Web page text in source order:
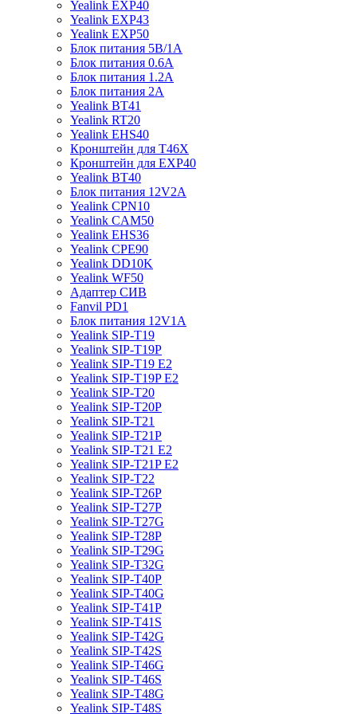
Yealink EXP40
Yealink EXP43
Yealink EXP50
Блок питания 5В/1A
Блок питания 0.6A
Блок питания 1.2A
Блок питания 2A
Yealink BT41
Yealink RT20
Yealink EHS40
Кронштейн для T46X
Кронштейн для EXP40
Yealink BT40
Блок питания 12V2A
Yealink CPN10
Yealink CAM50
Yealink EHS36
Yealink CPE90
Yealink DD10K
Yealink WF50
Адаптер СИВ
Fanvil PD1
Блок питания 12V1A
Yealink SIP-T19
Yealink SIP-T19P
Yealink SIP-T19 E2
Yealink SIP-T19P E2
Yealink SIP-T20
Yealink SIP-T20P
Yealink SIP-T21
Yealink SIP-T21P
Yealink SIP-T21 E2
Yealink SIP-T21P E2
Yealink SIP-T22
Yealink SIP-T26P
Yealink SIP-T27P
Yealink SIP-T27G
Yealink SIP-T28P
Yealink SIP-T29G
Yealink SIP-T32G
Yealink SIP-T40P
Yealink SIP-T40G
Yealink SIP-T41P
Yealink SIP-T41S
Yealink SIP-T42G
Yealink SIP-T42S
Yealink SIP-T46G
Yealink SIP-T46S
Yealink SIP-T48G
Yealink SIP-T48S